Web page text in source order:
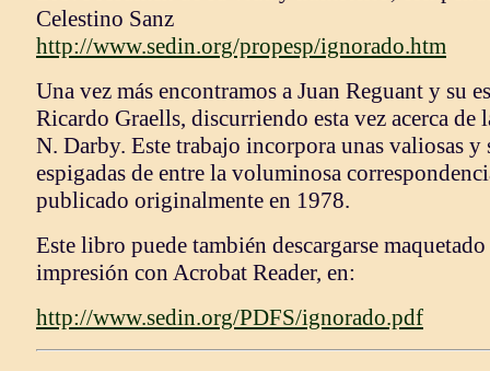
Celestino Sanz
http://www.sedin.org/propesp/ignorado.htm
Una vez más encontramos a Juan Reguant y su
Ricardo Graells, discurriendo esta vez acerca
N. Darby. Este trabajo incorpora unas valiosas
espigadas de entre la voluminosa
publicado originalmente en 1978.
Este libro puede también descargarse
impresión con Acrobat Reader, en:
http://www.sedin.org/PDFS/ignorado.pdf